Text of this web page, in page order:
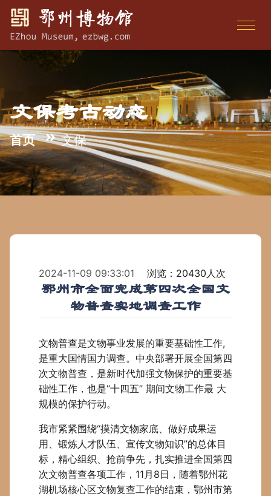
文保考古动态
首页 文保
2024-11-09 09:33:01 浏览：20430人次
鄂州市全面完成第四次全国文
物普查实地调查工作
文物普查是文物事业发展的重要基础性工作,
是重大国情国力调查。中央部署开展全国第四
次文物普查，是新时代加强文物保护的重要基
础性工作，也是“十四五” 期间文物工作最 大
规模的保护行动。
我市紧紧围绕“摸清文物家底、做好成果运
用、锻炼人才队伍、宣传文物知识”的总体目
标，精心组织、抢前争先，扎实推进全国第四
次文物普查各项工作，11月8日，随着鄂州花
湖机场核心区文物复查工作的结束，鄂州市第